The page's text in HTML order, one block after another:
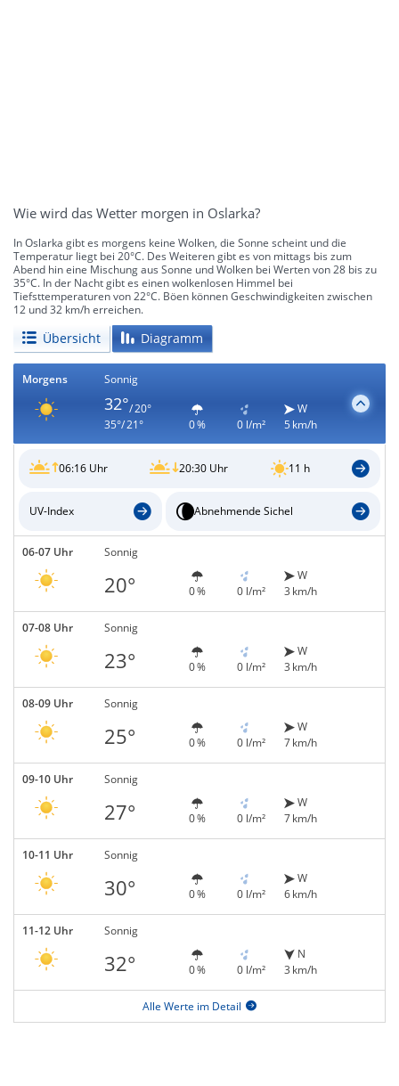
Wie wird das Wetter morgen in Oslarka?
In Oslarka gibt es morgens keine Wolken, die Sonne scheint und die
Temperatur liegt bei 20°C. Des Weiteren gibt es von mittags bis zum
Abend hin eine Mischung aus Sonne und Wolken bei Werten von 28 bis zu
35°C. In der Nacht gibt es einen wolkenlosen Himmel bei
Tiefsttemperaturen von 22°C. Böen können Geschwindigkeiten zwischen
12 und 32 km/h erreichen.
Übersicht Diagramm
Morgens Sonnig
32°/ 20°
35°/ 21°
0 % 0 l/m²
W
5 km/h
06:16 Uhr 20:30 Uhr 11 h
UV-Index Abnehmende Sichel
06-07 Uhr Sonnig
20° 0 % 0 l/m²
W
3 km/h
07-08 Uhr Sonnig
23° 0 % 0 l/m²
W
3 km/h
08-09 Uhr Sonnig
25° 0 % 0 l/m²
W
7 km/h
09-10 Uhr Sonnig
27° 0 % 0 l/m²
W
7 km/h
10-11 Uhr Sonnig
30° 0 % 0 l/m²
W
6 km/h
11-12 Uhr Sonnig
32° 0 % 0 l/m²
N
3 km/h
Alle Werte im Detail